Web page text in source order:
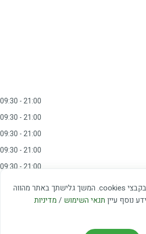
באתר זה נעשה שימוש בקבצי cookies. המשך גלישתך באתר מהווה
נוסף עיין תנאי השימוש / מדיניות
09:30 - 21:00
09:30 - 21:00
09:30 - 21:00
09:30 - 21:00
09:30 - 21:00
09:00 - 15:00
20:00 - 23:00